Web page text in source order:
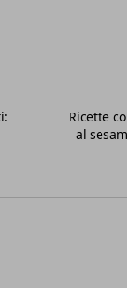
Ricette
al